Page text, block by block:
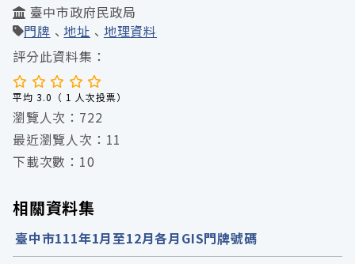
臺中市政府民政局
門牌
地址
地理資料
評分此資料集：
平均 3.0（ 1 人次投票）
瀏覽人次：722
最近瀏覽人次：11
下載次數：10
相關資料集
臺中市111年1月至12月各月GIS門牌號碼